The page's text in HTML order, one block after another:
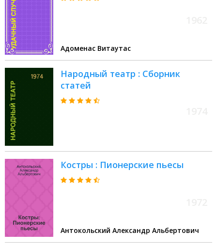
Адоменас Витаутас
Народный театр : Сборник
статей
Костры : Пионерские пьесы
Антокольский Александр Альбертович